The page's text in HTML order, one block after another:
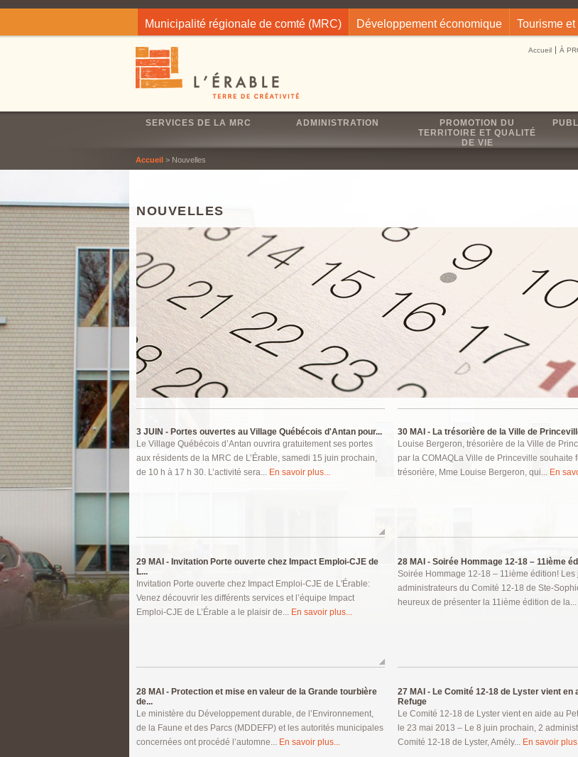
Municipalité régionale de comté (MRC) Développement économique Tourisme
Accueil À
SERVICES DE LA MRC ADMINISTRATION
PROMOTION DU
TERRITOIRE ET QUALITÉ
DE VIE
Accueil> Nouvelles
NOUVELLES
3 JUIN - Portes ouvertes au Village Québécois d'Antan pour...
Le Village Québécois d’Antan ouvrira gratuitement ses portes
aux résidents de la MRC de L’Érable, samedi 15 juin prochain,
de 10 h à 17 h 30. L’activité sera... En savoir plus...
30 MAI - La trésorière de la Ville de
Louise Bergeron, trésorière de la Ville de
par la COMAQLa Ville de Princeville souhaite
trésorière, Mme Louise Bergeron, qui... En
29 MAI - Invitation Porte ouverte chez Impact Emploi-CJE de
L...
Invitation Porte ouverte chez Impact Emploi-CJE de L'Érable:
Venez découvrir les différents services et l’équipe Impact
Emploi-CJE de L’Érable a le plaisir de... En savoir plus...
28 MAI - Soirée Hommage 12-18 – 11ième
Soirée Hommage 12-18 – 11ième édition! Les
administrateurs du Comité 12-18 de Ste-
heureux de présenter la 11ième édition de la...
28 MAI - Protection et mise en valeur de la Grande tourbière
de...
Le ministère du Développement durable, de l’Environnement,
de la Faune et des Parcs (MDDEFP) et les autorités municipales
concernées ont procédé l’automne... En savoir plus...
27 MAI - Le Comité 12-18 de Lyster vient en
Refuge
Le Comité 12-18 de Lyster vient en aide au
le 23 mai 2013 – Le 8 juin prochain, 2
Comité 12-18 de Lyster, Amély... En savoir
Pages